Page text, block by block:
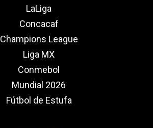
LaLiga
Concacaf
Champions League
Liga MX
Conmebol
Mundial 2026
Fútbol de Estufa